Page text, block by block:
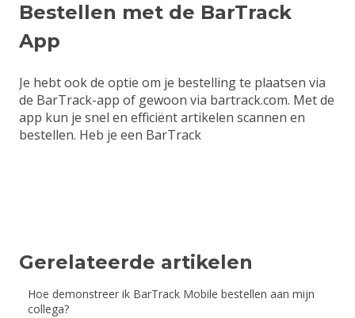
Bestellen met de BarTrack
App
Je hebt ook de optie om je bestelling te plaatsen via
de BarTrack-app of gewoon via bartrack.com. Met de
app kun je snel en efficiënt artikelen scannen en
bestellen. Heb je een BarTrack
Gerelateerde artikelen
Hoe demonstreer ik BarTrack Mobile bestellen aan mijn
collega?